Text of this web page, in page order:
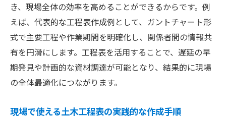
き、現場全体の効率を高めることができるからです。例
えば、代表的な工程表作成例として、ガントチャート形
式で主要工程や作業期間を明確化し、関係者間の情報共
有を円滑にします。工程表を活用することで、遅延の早
期発見や計画的な資材調達が可能となり、結果的に現場
の全体最適化につながります。
現場で使える土木工程表の実践的な作成手順